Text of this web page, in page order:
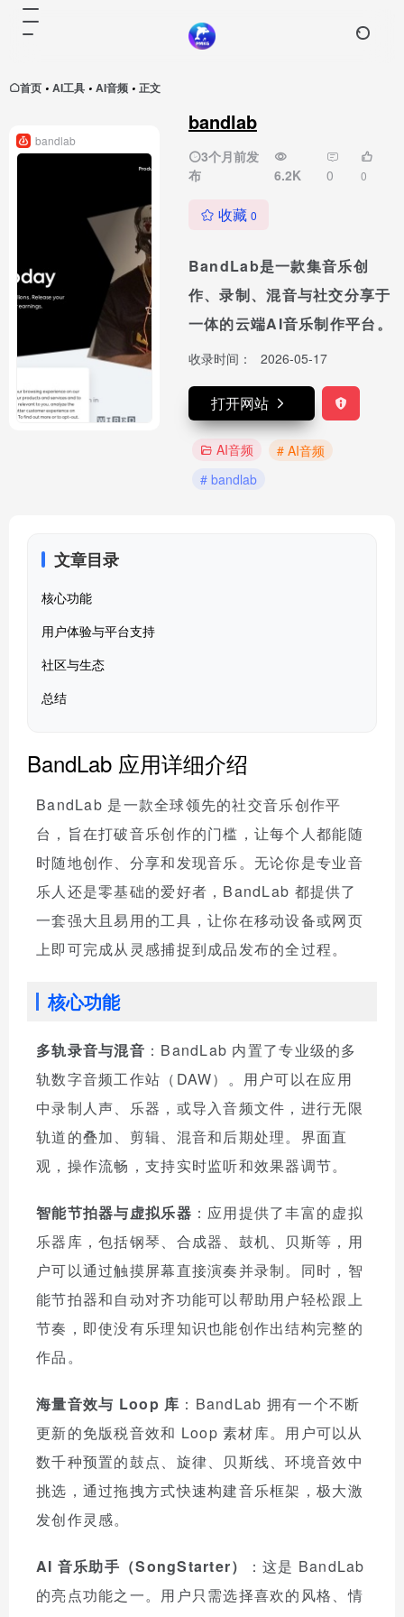
首页 • AI工具 • AI音频 • 正文
bandlab
3个月前发
布
6.2K 0 0
收藏 0
BandLab是一款集音乐创
作、录制、混音与社交分享于
一体的云端AI音乐制作平台。
收录时间： 2026-05-17
打开网站
AI音频
# AI音频
# bandlab
bandlab
文章目录
核心功能
用户体验与平台支持
社区与生态
总结
BandLab 应用详细介绍
BandLab 是一款全球领先的社交音乐创作平
台，旨在打破音乐创作的门槛，让每个人都能随
时随地创作、分享和发现音乐。无论你是专业音
乐人还是零基础的爱好者，BandLab 都提供了
一套强大且易用的工具，让你在移动设备或网页
上即可完成从灵感捕捉到成品发布的全过程。
核心功能
多轨录音与混音 ：BandLab 内置了专业级的多
轨数字音频工作站（DAW）。用户可以在应用
中录制人声、乐器，或导入音频文件，进行无限
轨道的叠加、剪辑、混音和后期处理。界面直
观，操作流畅，支持实时监听和效果器调节。
智能节拍器与虚拟乐器 ：应用提供了丰富的虚拟
乐器库，包括钢琴、合成器、鼓机、贝斯等，用
户可以通过触摸屏幕直接演奏并录制。同时，智
能节拍器和自动对齐功能可以帮助用户轻松跟上
节奏，即使没有乐理知识也能创作出结构完整的
作品。
海量音效与 Loop 库 ：BandLab 拥有一个不断
更新的免版税音效和 Loop 素材库。用户可以从
数千种预置的鼓点、旋律、贝斯线、环境音效中
挑选，通过拖拽方式快速构建音乐框架，极大激
发创作灵感。
AI 音乐助手（SongStarter）
：这是 BandLab
的亮点功能之一。用户只需选择喜欢的风格、情